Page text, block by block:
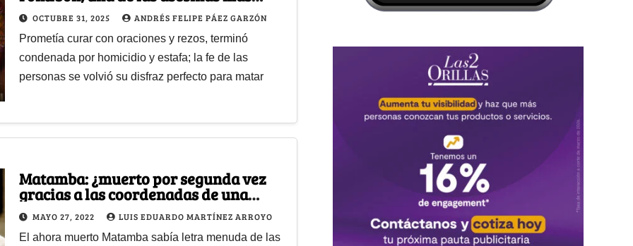
peligrosas del país
OCTUBRE 31, 2025 ANDRÉS FELIPE PÁEZ GARZÓN
Prometía curar con oraciones y rezos, terminó
condenada por homicidio y estafa; la fe de las
personas se volvió su disfraz perfecto para matar
Matamba: ¿muerto por segunda vez
gracias a las coordenadas de una
bruja?
MAYO 27, 2022 LUIS EDUARDO MARTÍNEZ ARROYO
El ahora muerto Matamba sabía letra menuda de las